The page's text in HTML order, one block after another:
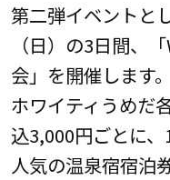
第二弾イベントと
（日）の3日間、
会」を開催します。
ホワイティうめだ
込3,000円ごとに、
人気の温泉宿宿泊